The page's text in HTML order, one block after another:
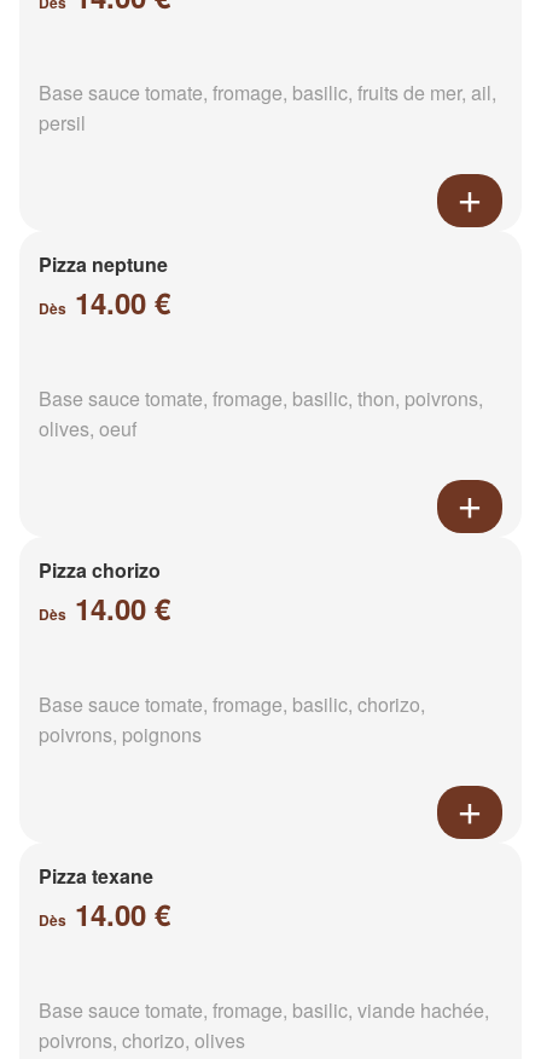
Base sauce tomate, fromage, basilic, fruits de mer, ail,
persil
Pizza neptune
Dès 14.00 €
Base sauce tomate, fromage, basilic, thon, poivrons,
olives, oeuf
Pizza chorizo
Dès 14.00 €
Base sauce tomate, fromage, basilic, chorizo,
poivrons, poignons
Pizza texane
Dès 14.00 €
Base sauce tomate, fromage, basilic, viande hachée,
poivrons, chorizo, olives